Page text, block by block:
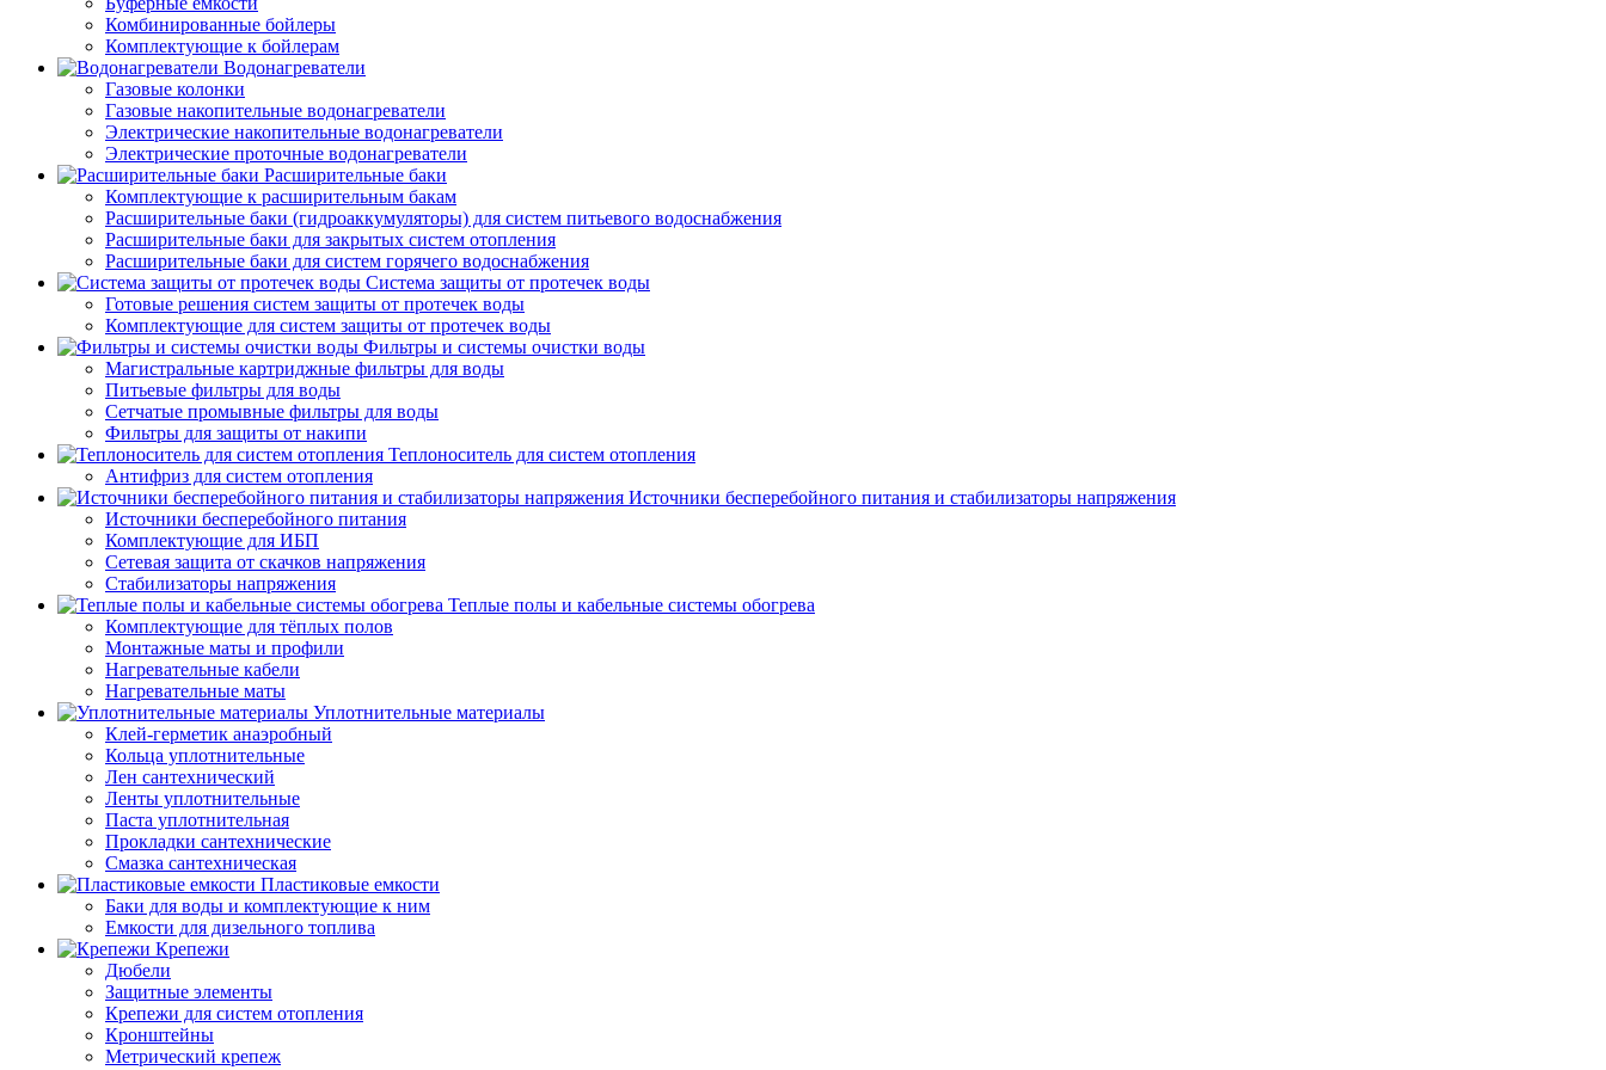
Комбинированные бойлеры
Комплектующие к бойлерам
Водонагреватели
Газовые колонки
Газовые накопительные водонагреватели
Электрические накопительные водонагреватели
Электрические проточные водонагреватели
Расширительные баки
Комплектующие к расширительным бакам
Расширительные баки (гидроаккумуляторы) для систем питьевого водоснабжения
Расширительные баки для закрытых систем отопления
Расширительные баки для систем горячего водоснабжения
Система защиты от протечек воды
Готовые решения систем защиты от протечек воды
Комплектующие для систем защиты от протечек воды
Фильтры и системы очистки воды
Магистральные картриджные фильтры для воды
Питьевые фильтры для воды
Сетчатые промывные фильтры для воды
Фильтры для защиты от накипи
Теплоноситель для систем отопления
Антифриз для систем отопления
Источники бесперебойного питания и стабилизаторы напряжения
Источники бесперебойного питания
Комплектующие для ИБП
Сетевая защита от скачков напряжения
Стабилизаторы напряжения
Теплые полы и кабельные системы обогрева
Комплектующие для тёплых полов
Монтажные маты и профили
Нагревательные кабели
Нагревательные маты
Уплотнительные материалы
Клей-герметик анаэробный
Кольца уплотнительные
Лен сантехнический
Ленты уплотнительные
Паста уплотнительная
Прокладки сантехнические
Смазка сантехническая
Пластиковые емкости
Баки для воды и комплектующие к ним
Емкости для дизельного топлива
Крепежи
Дюбели
Защитные элементы
Крепежи для систем отопления
Кронштейны
Метрический крепеж